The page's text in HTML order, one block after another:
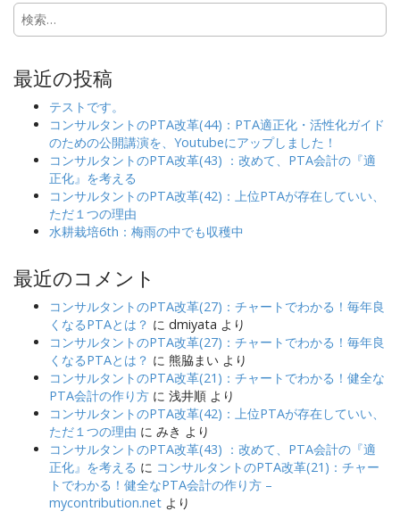
検
索:
最近の投稿
テストです。
コンサルタントのPTA改革(44)：PTA適正化・活性化ガイド
のための公開講演を、Youtubeにアップしました！
コンサルタントのPTA改革(43) ：改めて、PTA会計の『適
正化』を考える
コンサルタントのPTA改革(42)：上位PTAが存在していい、
ただ１つの理由
水耕栽培6th：梅雨の中でも収穫中
最近のコメント
コンサルタントのPTA改革(27)：チャートでわかる！毎年良
くなるPTAとは？ に dmiyata より
コンサルタントのPTA改革(27)：チャートでわかる！毎年良
くなるPTAとは？ に 熊脇まい より
コンサルタントのPTA改革(21)：チャートでわかる！健全な
PTA会計の作り方 に 浅井順 より
コンサルタントのPTA改革(42)：上位PTAが存在していい、
ただ１つの理由 に みき より
コンサルタントのPTA改革(43) ：改めて、PTA会計の『適
正化』を考える に コンサルタントのPTA改革(21)：チャー
トでわかる！健全なPTA会計の作り方 –
mycontribution.net より